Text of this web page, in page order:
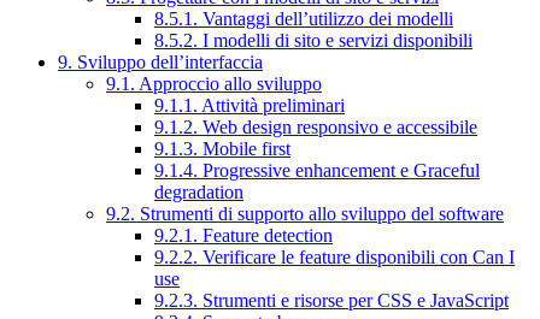
8.5.1. Vantaggi dell’utilizzo dei modelli
8.5.2. I modelli di sito e servizi disponibili
9. Sviluppo dell’interfaccia
9.1. Approccio allo sviluppo
9.1.1. Attività preliminari
9.1.2. Web design responsivo e accessibile
9.1.3. Mobile first
9.1.4. Progressive enhancement e Graceful
degradation
9.2. Strumenti di supporto allo sviluppo del software
9.2.1. Feature detection
9.2.2. Verificare le feature disponibili con Can I
use
9.2.3. Strumenti e risorse per CSS e JavaScript